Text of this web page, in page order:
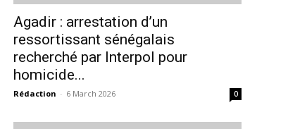
Insight Publications
À propos
Agadir : arrestation d’un
ressortissant sénégalais
recherché par Interpol pour
homicide...
Rédaction - 6 March 2026 0